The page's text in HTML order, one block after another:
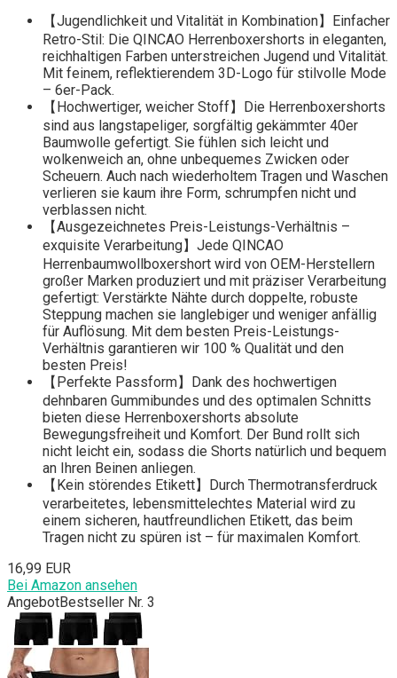
【Jugendlichkeit und Vitalität in Kombination】Einfacher
Retro-Stil: Die QINCAO Herrenboxershorts in eleganten,
reichhaltigen Farben unterstreichen Jugend und Vitalität.
Mit feinem, reflektierendem 3D-Logo für stilvolle Mode
– 6er-Pack.
【Hochwertiger, weicher Stoff】Die Herrenboxershorts
sind aus langstapeliger, sorgfältig gekämmter 40er
Baumwolle gefertigt. Sie fühlen sich leicht und
wolkenweich an, ohne unbequemes Zwicken oder
Scheuern. Auch nach wiederholtem Tragen und Waschen
verlieren sie kaum ihre Form, schrumpfen nicht und
verblassen nicht.
【Ausgezeichnetes Preis-Leistungs-Verhältnis –
exquisite Verarbeitung】Jede QINCAO
Herrenbaumwollboxershort wird von OEM-Herstellern
großer Marken produziert und mit präziser Verarbeitung
gefertigt: Verstärkte Nähte durch doppelte, robuste
Steppung machen sie langlebiger und weniger anfällig
für Auflösung. Mit dem besten Preis-Leistungs-
Verhältnis garantieren wir 100 % Qualität und den
besten Preis!
【Perfekte Passform】Dank des hochwertigen
dehnbaren Gummibundes und des optimalen Schnitts
bieten diese Herrenboxershorts absolute
Bewegungsfreiheit und Komfort. Der Bund rollt sich
nicht leicht ein, sodass die Shorts natürlich und bequem
an Ihren Beinen anliegen.
【Kein störendes Etikett】Durch Thermotransferdruck
verarbeitetes, lebensmittelechtes Material wird zu
einem sicheren, hautfreundlichen Etikett, das beim
Tragen nicht zu spüren ist – für maximalen Komfort.
16,99 EUR
Bei Amazon ansehen
AngebotBestseller Nr. 3